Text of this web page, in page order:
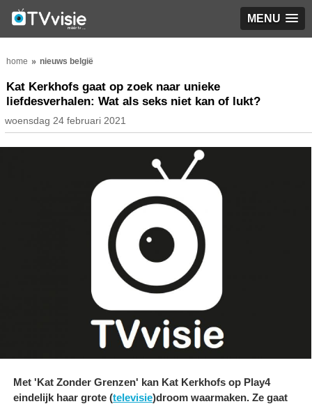
MENU
home nieuws belgië
Kat Kerkhofs gaat op zoek naar unieke
liefdesverhalen: Wat als seks niet kan of lukt?
woensdag 24 februari 2021
Met 'Kat Zonder Grenzen' kan Kat Kerkhofs op Play4
eindelijk haar grote (televisie)droom waarmaken. Ze gaat